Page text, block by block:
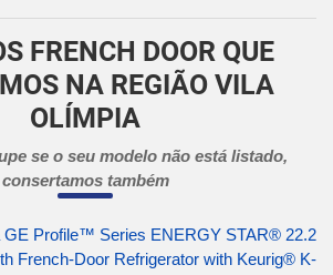
FRENCH DOOR QUE
NA REGIÃO VILA
OLÍMPIA
se o seu modelo não está listado,
consertamos também
GE Profile™ Series ENERGY STAR® 22.2
French-Door Refrigerator with Keurig® K-